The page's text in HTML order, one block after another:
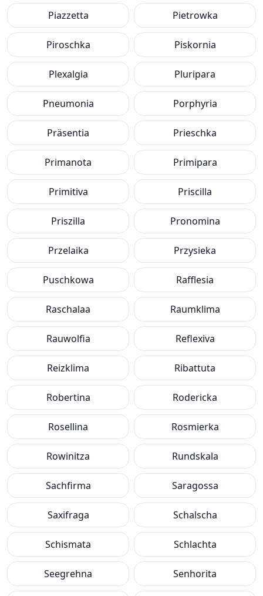
Piazzetta Pietrowka
Piroschka Piskornia
Plexalgia Pluripara
Pneumonia Porphyria
Präsentia Prieschka
Primanota Primipara
Primitiva Priscilla
Priszilla Pronomina
Przelaika Przysieka
Puschkowa Rafflesia
Raschalaa Raumklima
Rauwolfia Reflexiva
Reizklima Ribattuta
Robertina Rodericka
Rosellina Rosmierka
Rowinitza Rundskala
Sachfirma Saragossa
Saxifraga Schalscha
Schismata Schlachta
Seegrehna Senhorita